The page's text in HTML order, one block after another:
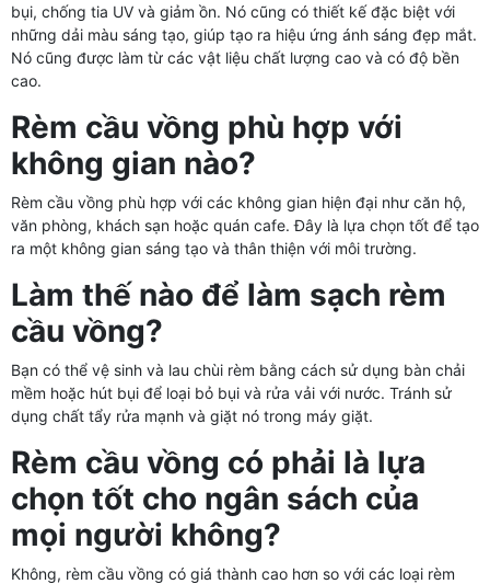
bụi, chống tia UV và giảm ồn. Nó cũng có thiết kế đặc biệt với
những dải màu sáng tạo, giúp tạo ra hiệu ứng ánh sáng đẹp mắt.
Nó cũng được làm từ các vật liệu chất lượng cao và có độ bền
cao.
Rèm cầu vồng phù hợp với
không gian nào?
Rèm cầu vồng phù hợp với các không gian hiện đại như căn hộ,
văn phòng, khách sạn hoặc quán cafe. Đây là lựa chọn tốt để tạo
ra một không gian sáng tạo và thân thiện với môi trường.
Làm thế nào để làm sạch rèm
cầu vồng?
Bạn có thể vệ sinh và lau chùi rèm bằng cách sử dụng bàn chải
mềm hoặc hút bụi để loại bỏ bụi và rửa vải với nước. Tránh sử
dụng chất tẩy rửa mạnh và giặt nó trong máy giặt.
Rèm cầu vồng có phải là lựa
chọn tốt cho ngân sách của
mọi người không?
Không, rèm cầu vồng có giá thành cao hơn so với các loại rèm